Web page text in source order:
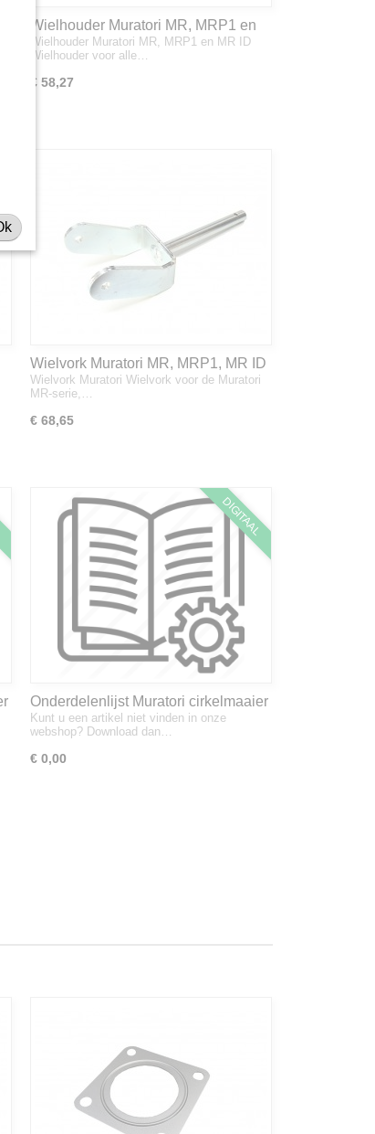
Wielhouder Muratori MR, MRP1 en
MR ID
Wielhouder Muratori MR, MRP1 en MR ID
Wielhouder voor alle…
€ 58,27
Wielvork Muratori MR, MRP1, MR ID
Wielvork Muratori Wielvork voor de Muratori
MR-serie,…
€ 68,65
DIGITAAL
Onderdelenlijst Muratori cirkelmaaier
MR ID
Kunt u een artikel niet vinden in onze
webshop? Download dan…
€ 0,00